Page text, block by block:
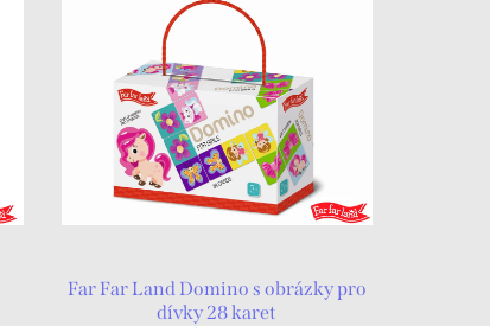
Far Far Land Domino s obrázky pro
dívky 28 karet